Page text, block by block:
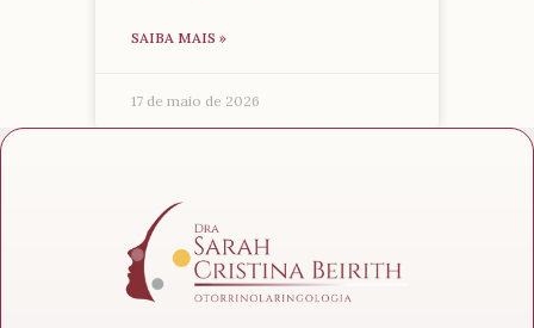
SAIBA MAIS »
17 de maio de 2026